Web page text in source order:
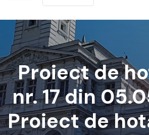
Proiect de
nr. 17 din
Proiect de